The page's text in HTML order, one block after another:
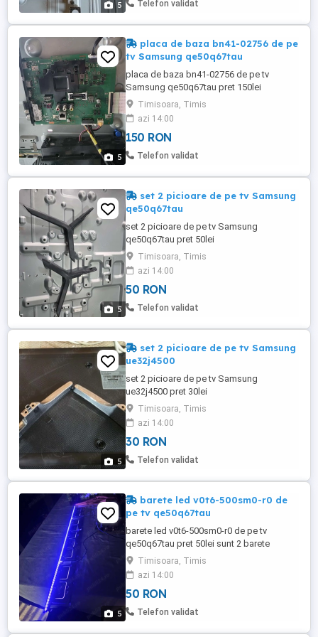
5 Telefon validat
5
placa de baza bn41-02756 de pe
tv Samsung qe50q67tau
placa de baza bn41-02756 de pe tv
Samsung qe50q67tau pret 150lei
Timisoara, Timis
azi 14:00
150 RON
Telefon validat
5
set 2 picioare de pe tv Samsung
qe50q67tau
set 2 picioare de pe tv Samsung
qe50q67tau pret 50lei
Timisoara, Timis
azi 14:00
50 RON
Telefon validat
5
set 2 picioare de pe tv Samsung
ue32j4500
set 2 picioare de pe tv Samsung
ue32j4500 pret 30lei
Timisoara, Timis
azi 14:00
30 RON
Telefon validat
5
barete led v0t6-500sm0-r0 de
pe tv qe50q67tau
barete led v0t6-500sm0-r0 de pe tv
qe50q67tau pret 50lei sunt 2 barete
Timisoara, Timis
azi 14:00
50 RON
Telefon validat